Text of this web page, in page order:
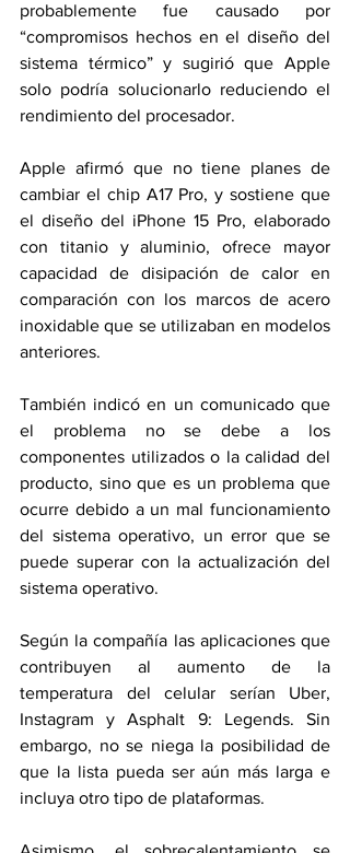
probablemente fue causado por
“compromisos hechos en el diseño del
sistema térmico” y sugirió que Apple
solo podría solucionarlo reduciendo el
rendimiento del procesador.
Apple afirmó que no tiene planes de
cambiar el chip A17 Pro, y sostiene que
el diseño del ‌iPhone 15 Pro‌, elaborado
con titanio y aluminio, ofrece mayor
capacidad de disipación de calor en
comparación con los marcos de acero
inoxidable que se utilizaban en modelos
anteriores.
También indicó en un comunicado que
el problema no se debe a los
componentes utilizados o la calidad del
producto, sino que es un problema que
ocurre debido a un mal funcionamiento
del sistema operativo, un error que se
puede superar con la actualización del
sistema operativo.
Según la compañía las aplicaciones que
contribuyen al aumento de la
temperatura del celular serían Uber,
Instagram y Asphalt 9: Legends. Sin
embargo, no se niega la posibilidad de
que la lista pueda ser aún más larga e
incluya otro tipo de plataformas.